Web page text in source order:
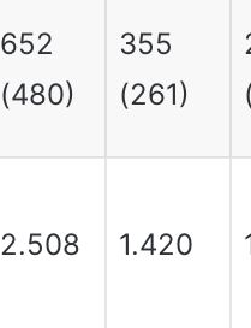
652
(480)
355
(261)
2.508 1.420